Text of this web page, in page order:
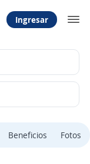
Ingresar
Beneficios Fotos